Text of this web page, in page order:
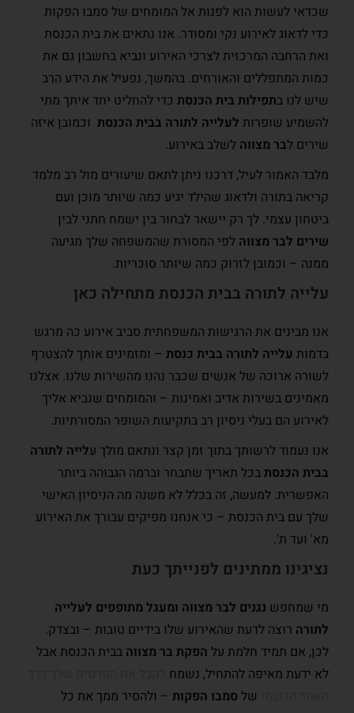
שכדאי לעשות הוא לפנות אל המומחים של סמבו הפקות
כדי לדאוג לאירוע נקי ומסודר. אנו נתאים את בית הכנסת
ואת הרחבה המרכזית לצרכי האירוע ונביא בחשבון גם את
כמות המתפללים והאורחים. בהמשך, נפעיל את הידע הרב
שיש לנו בתפילות בית הכנסת כדי להחליט יחד איתך מתי
להשמיע שופרות לעלייה לתורה בבית הכנסת וכמובן איזה
שירים לבר מצווה לשלב באירוע.
מלבד האמור לעיל, דרכנו ניתן לתאם שיעורים מול רב מלמד
קריאה בתורה ולדאוג שהילד יגיע כמה שיותר מוכן ועם
ביטחון עצמי. לך רק יישאר לבחור בין ישמח חתני לבין
שירים לבר מצווה לפי המסורת שהמשפחה שלך מגיעה
ממנה – וכמובן לזרוק כמה שיותר סוכריות.
עלייה לתורה בבית הכנסת מתחילה כאן
אנו מבינים את הרגישות המשפחתית סביב אירוע כה מרגש
בדמות עלייה לתורה בבית כנסת – ומזמינים אותך להצטרף
לשורה ארוכה של אנשים שכבר נהנו מהשירות שלנו. אצלנו
מאמינים בשירות אדיב ואמינות – והמומחים שנביא אליך
לאירוע הם בעלי ניסיון רב בתקיעות השופר המסורתיות.
אנו נעמוד לרשותך בתוך זמן קצר ונתאם מולך עלייה לתורה
בבית הכנסתבכל תאריך שתבחר וברמה הגבוהה ביותר
האפשרית. למעשה, זה בכלל לא משנה מה הניסיון האישי
שלך עם בית הכנסת – כי אנחנו מפיקים עבורך את האירוע
מא' ועד ת'.
נציגינו ממתינים לפנייתך כעת
מי שמחפש נגנים לבר מצווה ומעגל מתופפים לעלייה
לתורה רוצה לדעת שהאירוע שלו בידיים טובות – ובצדק.
לכן, אם תמיד חלמת על הפקת בר מצווה בבית הכנסת אבל
לא ידעת מאיפה להתחיל, נשמח
של סמבו הפקות – ולהסיר ממך את כל